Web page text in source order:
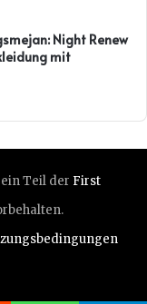
Night Renew
mit
Teil der First